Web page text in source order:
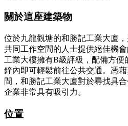
關於這座建築物
位於九龍觀塘的和勝記工業大廈
共同工作空間的人士提供絕佳機
工業大樓擁有B級評級，配備方便
鐘內即可輕鬆前往公共交通。憑
間，和勝記工業大廈對於尋找具
企業非常具有吸引力。
位置